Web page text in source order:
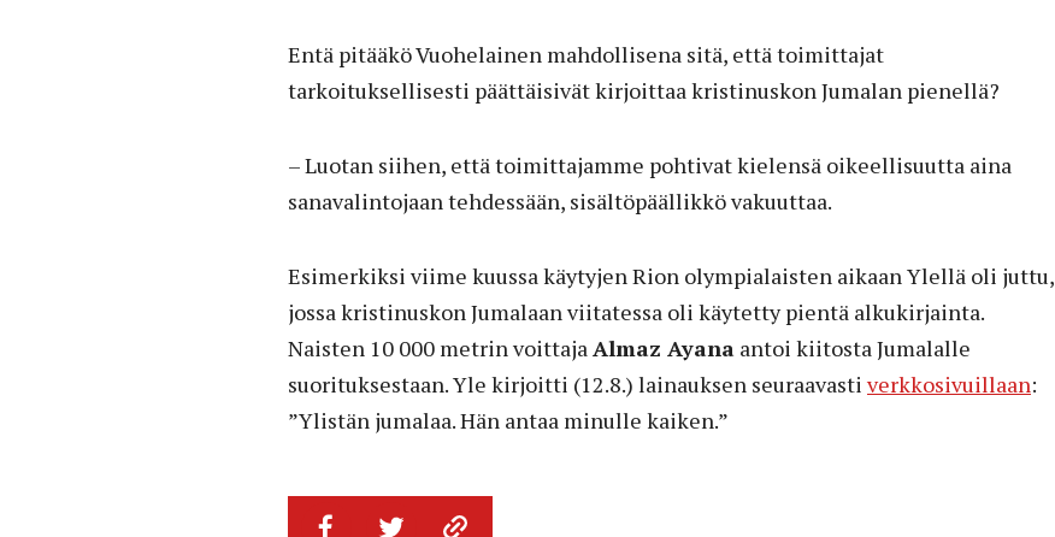
Entä pitääkö Vuohelainen mahdollisena sitä, että toimittajat
tarkoituksellisesti päättäisivät kirjoittaa kristinuskon Jumalan pienellä?
– Luotan siihen, että toimittajamme pohtivat kielensä oikeellisuutta aina
sanavalintojaan tehdessään, sisältöpäällikkö vakuuttaa.
Esimerkiksi viime kuussa käytyjen Rion olympialaisten aikaan Ylellä oli juttu,
jossa kristinuskon Jumalaan viitatessa oli käytetty pientä alkukirjainta.
Naisten 10 000 metrin voittajaAlmaz Ayana antoi kiitosta Jumalalle
suorituksestaan. Yle kirjoitti (12.8.) lainauksen seuraavasti verkkosivuillaan:
”Ylistän jumalaa. Hän antaa minulle kaiken.”